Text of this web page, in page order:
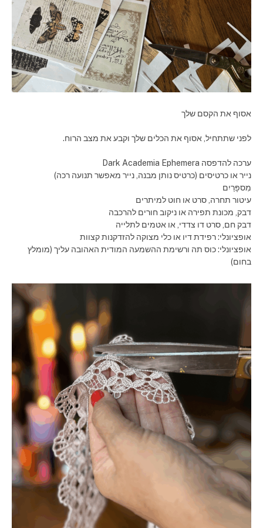
אסוף את הקסם שלך
לפני שתתחיל, אסוף את הכלים שלך וקבע את מצב הרוח.
ערכה להדפסה Dark Academia Ephemera
נייר או כרטיסים (כרטיס נותן מבנה, נייר מאפשר תנועה רכה)
מִספָּרַיִם
עיטור תחרה, סרט או חוט למיתרים
דבק, מכונת תפירה או ניקוב חורים להרכבה
דבק חם, סרט דו צדדי, או אטמים לתלייה
אופציונלי: רפידת דיו או כלי מצוקה להזדקנות קצוות
אופציונלי: כוס תה ורשימת ההשמעה המודית האהובה עליך (מומלץ
בחום)